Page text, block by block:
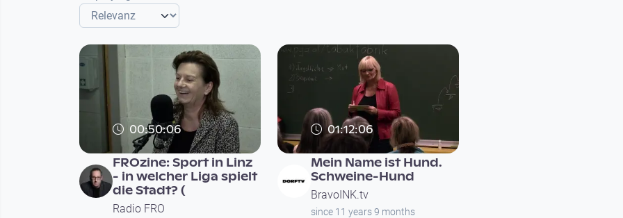
00:50:06
FROzine: Sport in Linz
- in welcher Liga spielt
die Stadt? (
Radio FRO
01:12:06
Mein Name ist Hund.
Schweine-Hund
BravoINK.tv
since 11 years 9 months